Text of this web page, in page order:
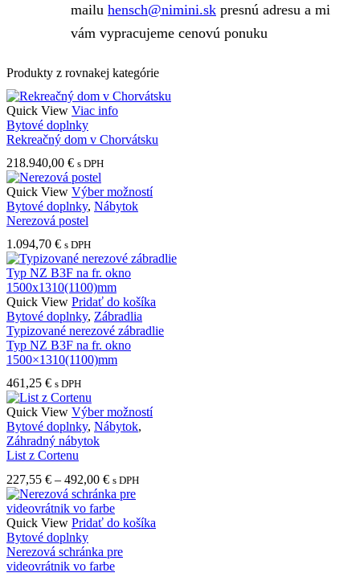
mailu hensch@nimini.sk presnú adresu a mi
vám vypracujeme cenovú ponuku
Produkty z rovnakej kategórie
Quick View Viac info
Bytové doplnky
Rekreačný dom v Chorvátsku
218.940,00 € s DPH
Quick View Výber možnostíTento
Možnosti
vybrať
stránke
Bytové doplnky, Nábytok
Nerezová postel
1.094,70 € s DPH
Quick View Pridať do košíka
Bytové doplnky, Zábradlia
Typizované nerezové zábradlie
Typ NZ B3F na fr. okno
1500×1310(1100)mm
461,25 € s DPH
Quick View Výber možnostíTento
vybrať
Bytové doplnky, Nábytok,
Záhradný nábytok
List z Cortenu
227,55 € – 492,00 €Price
range:
227,55 €
through
s DPH
Quick View Pridať do košíka
Bytové doplnky
Nerezová schránka pre
videovrátnik vo farbe